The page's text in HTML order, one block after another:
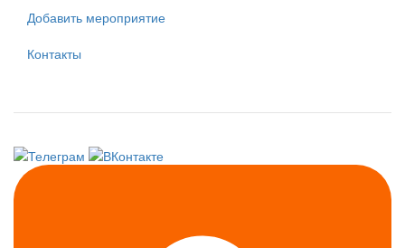
Добавить мероприятие
Контакты